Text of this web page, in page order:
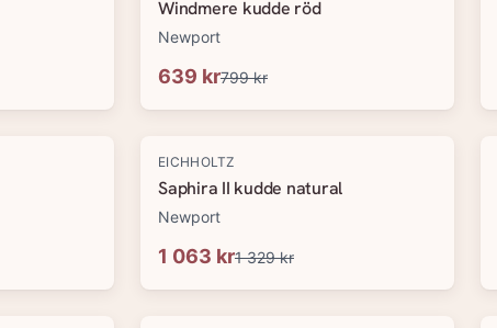
Windmere kudde röd
Newport
639 kr799 kr
-20%
EICHHOLTZ
Saphira II kudde natural
Newport
1 063 kr1 329 kr